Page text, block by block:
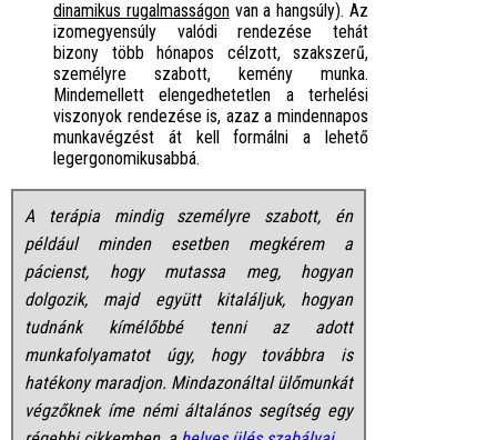
dinamikus rugalmasságonvan a hangsúly). Az
izomegyensúly valódi rendezése tehát
bizony több hónapos célzott, szakszerű,
személyre szabott, kemény munka.
Mindemellett elengedhetetlen a terhelési
viszonyok rendezése is, azaz a mindennapos
munkavégzést át kell formálni a lehető
legergonomikusabbá.
A terápia mindig személyre szabott, én
például minden esetben megkérem a
pácienst, hogy mutassa meg, hogyan
dolgozik, majd együtt kitaláljuk, hogyan
tudnánk kímélőbbé tenni az adott
munkafolyamatot úgy, hogy továbbra is
hatékony maradjon. Mindazonáltal ülőmunkát
végzőknek íme némi általános segítség egy